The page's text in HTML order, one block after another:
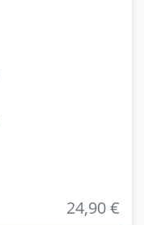
24,90 €